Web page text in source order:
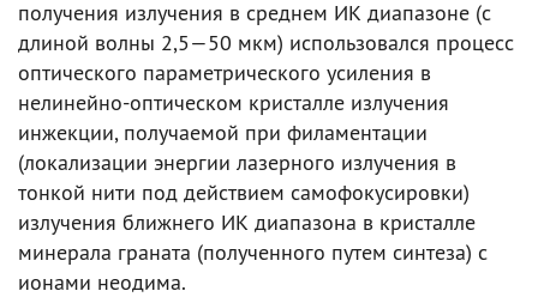
получения излучения в среднем ИК диапазоне (с
длиной волны 2,5—50 мкм) использовался процесс
оптического параметрического усиления в
нелинейно-оптическом кристалле излучения
инжекции, получаемой при филаментации
(локализации энергии лазерного излучения в
тонкой нити под действием самофокусировки)
излучения ближнего ИК диапазона в кристалле
минерала граната (полученного путем синтеза) с
ионами неодима.